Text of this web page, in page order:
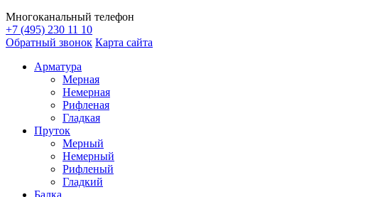
Многоканальный телефон
+7 (495) 230 11 10
Обратный звонок Карта сайта
Арматура
Мерная
Немерная
Рифленая
Гладкая
Пруток
Мерный
Немерный
Рифленый
Гладкий